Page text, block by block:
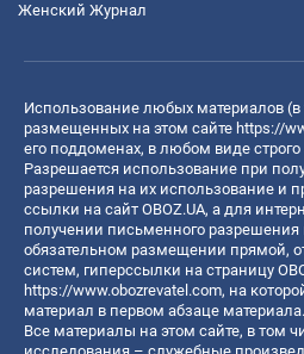
Женский Журнал
Использование любых материалов
размещенных на этом сайте https://
его поддоменах, в любом виде
Разрешается использование при
разрешения на их использование и
ссылки на сайт OBOZ.UA, а для
получении письменного разрешения
обязательном размещении прямой,
систем, гиперссылки на страницу
https://www.obozrevatel.com, на
материал в первом абзаце материала.
Все материалы на этом сайте, в том